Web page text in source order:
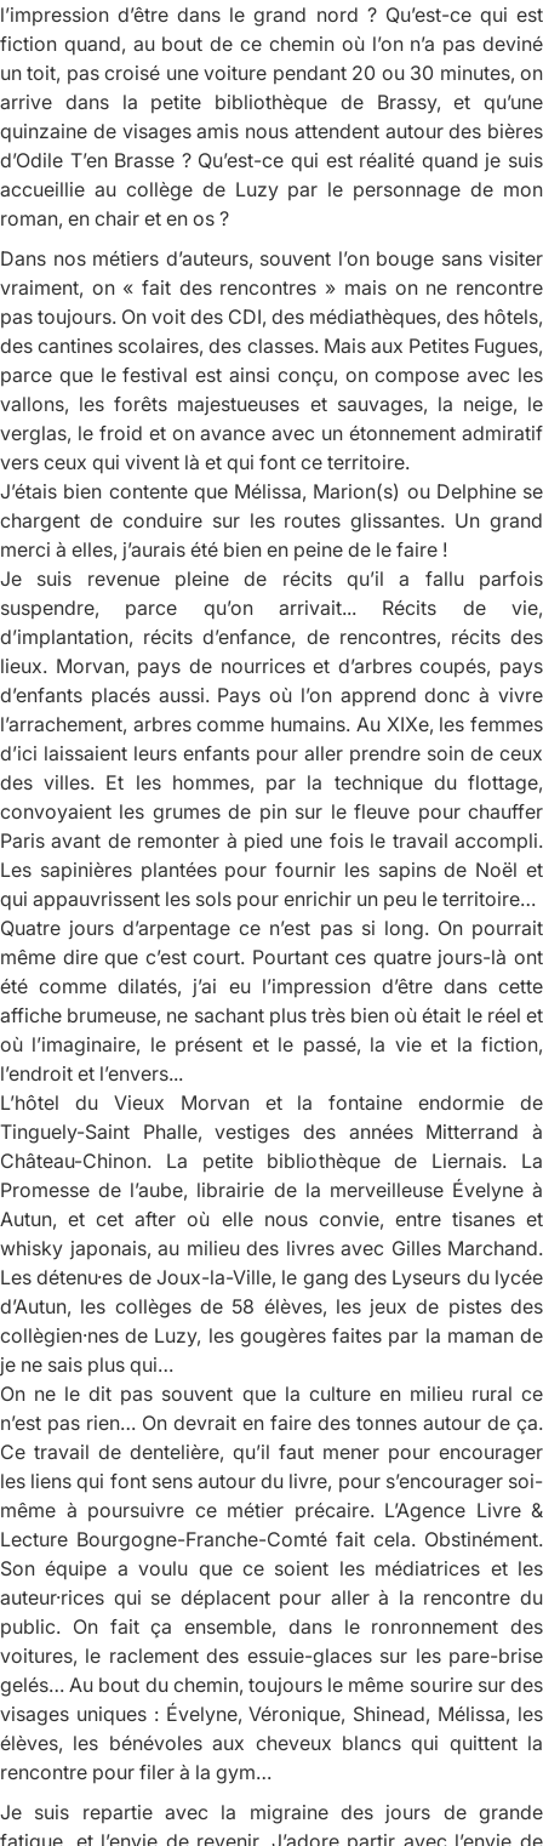
l’impression d’être dans le grand nord ? Qu’est-ce qui est
fiction quand, au bout de ce chemin où l’on n’a pas deviné
un toit, pas croisé une voiture pendant 20 ou 30 minutes, on
arrive dans la petite bibliothèque de Brassy, et qu’une
quinzaine de visages amis nous attendent autour des bières
d’Odile T’en Brasse ? Qu’est-ce qui est réalité quand je suis
accueillie au collège de Luzy par le personnage de mon
roman, en chair et en os ?
Dans nos métiers d’auteurs, souvent l’on bouge sans visiter
vraiment, on « fait des rencontres » mais on ne rencontre
pas toujours. On voit des CDI, des médiathèques, des hôtels,
des cantines scolaires, des classes. Mais aux Petites Fugues,
parce que le festival est ainsi conçu, on compose avec les
vallons, les forêts majestueuses et sauvages, la neige, le
verglas, le froid et on avance avec un étonnement admiratif
vers ceux qui vivent là et qui font ce territoire.
J’étais bien contente que Mélissa, Marion(s) ou Delphine se
chargent de conduire sur les routes glissantes. Un grand
merci à elles, j’aurais été bien en peine de le faire !
Je suis revenue pleine de récits qu’il a fallu parfois
suspendre, parce qu’on arrivait... Récits de vie,
d’implantation, récits d’enfance, de rencontres, récits des
lieux. Morvan, pays de nourrices et d’arbres coupés, pays
d’enfants placés aussi. Pays où l’on apprend donc à vivre
l’arrachement, arbres comme humains. Au XIXe, les femmes
d’ici laissaient leurs enfants pour aller prendre soin de ceux
des villes. Et les hommes, par la technique du flottage,
convoyaient les grumes de pin sur le fleuve pour chauffer
Paris avant de remonter à pied une fois le travail accompli.
Les sapinières plantées pour fournir les sapins de Noël et
qui appauvrissent les sols pour enrichir un peu le territoire…
Quatre jours d’arpentage ce n’est pas si long. On pourrait
même dire que c’est court. Pourtant ces quatre jours-là ont
été comme dilatés, j’ai eu l’impression d’être dans cette
affiche brumeuse, ne sachant plus très bien où était le réel et
où l’imaginaire, le présent et le passé, la vie et la fiction,
l’endroit et l’envers...
L’hôtel du Vieux Morvan et la fontaine endormie de
Tinguely-Saint Phalle, vestiges des années Mitterrand à
Château-Chinon. La petite bibliothèque de Liernais. La
Promesse de l’aube, librairie de la merveilleuse Évelyne à
Autun, et cet after où elle nous convie, entre tisanes et
whisky japonais, au milieu des livres avec Gilles Marchand.
Les détenu·es de Joux-la-Ville, le gang des Lyseurs du lycée
d’Autun, les collèges de 58 élèves, les jeux de pistes des
collègien·nes de Luzy, les gougères faites par la maman de
je ne sais plus qui…
On ne le dit pas souvent que la culture en milieu rural ce
n’est pas rien… On devrait en faire des tonnes autour de ça.
Ce travail de dentelière, qu’il faut mener pour encourager
les liens qui font sens autour du livre, pour s’encourager soi-
même à poursuivre ce métier précaire. L’Agence Livre &
Lecture Bourgogne-Franche-Comté fait cela. Obstinément.
Son équipe a voulu que ce soient les médiatrices et les
auteur·rices qui se déplacent pour aller à la rencontre du
public. On fait ça ensemble, dans le ronronnement des
voitures, le raclement des essuie-glaces sur les pare-brise
gelés… Au bout du chemin, toujours le même sourire sur des
visages uniques : Évelyne, Véronique, Shinead, Mélissa, les
élèves, les bénévoles aux cheveux blancs qui quittent la
rencontre pour filer à la gym…
Je suis repartie avec la migraine des jours de grande
fatigue, et l’envie de revenir. J’adore partir avec l’envie de